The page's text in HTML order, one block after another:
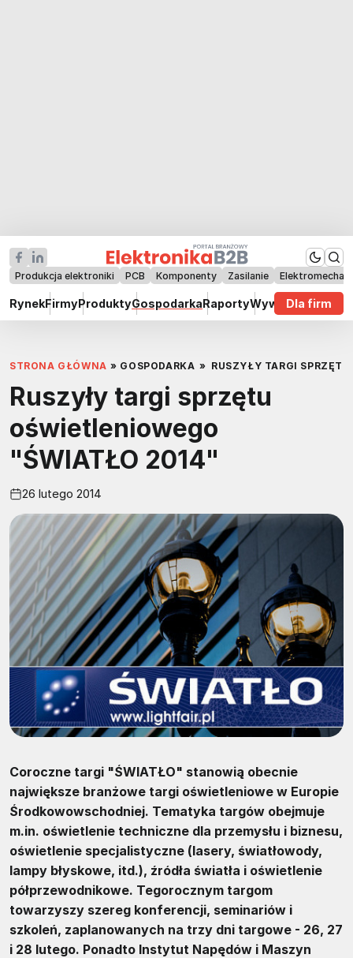
Produkcja elektroniki PCB Komponenty Zasilanie
RynekFirmyProduktyGospodarkaRaportyWywiadyDla firm
STRONA GŁÓWNA » GOSPODARKA » RUSZYŁY TARGI
Ruszyły targi sprzętu
oświetleniowego
"ŚWIATŁO 2014"
26 lutego 2014
Coroczne targi "ŚWIATŁO" stanowią obecnie
największe branżowe targi oświetleniowe w Europie
Środkowowschodniej. Tematyka targów obejmuje
m.in. oświetlenie techniczne dla przemysłu i biznesu,
oświetlenie specjalistyczne (lasery, światłowody,
lampy błyskowe, itd.), źródła światła i oświetlenie
półprzewodnikowe. Tegorocznym targom
towarzyszy szereg konferencji, seminariów i
szkoleń, zaplanowanych na trzy dni targowe - 26, 27
i 28 lutego. Ponadto Instytut Napędów i Maszyn